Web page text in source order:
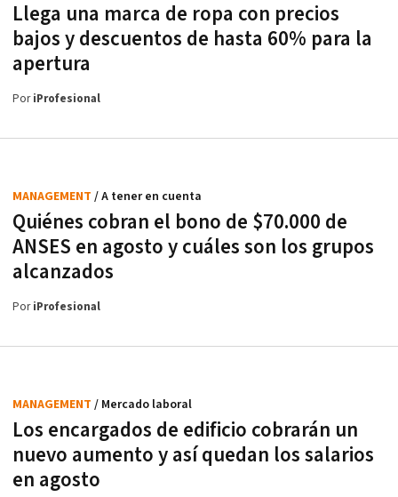
Llega una marca de ropa con precios
bajos y descuentos de hasta 60% para la
apertura
PoriProfesional
Quiénes cobran el bono de $70.000 de
ANSES en agosto y cuáles son los grupos
alcanzados
MANAGEMENT / A tener en cuenta
PoriProfesional
Los encargados de edificio cobrarán un
nuevo aumento y así quedan los salarios
en agosto
MANAGEMENT / Mercado laboral